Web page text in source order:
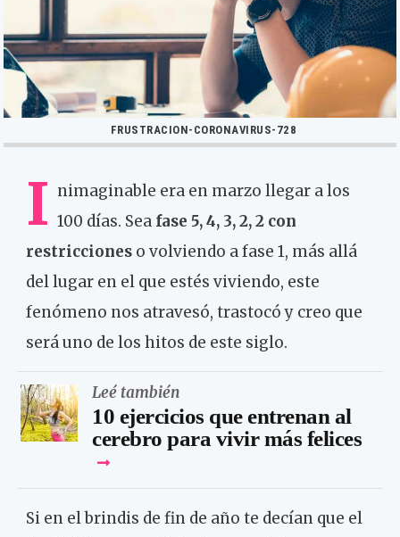
FRUSTRACION-CORONAVIRUS-728
I nimaginable era en marzo llegar a los
100 días. Sea fase 5, 4, 3, 2, 2 con
restricciones o volviendo a fase 1, más allá
del lugar en el que estés viviendo, este
fenómeno nos atravesó, trastocó y creo que
será uno de los hitos de este siglo.
Leé también
10 ejercicios que entrenan al
cerebro para vivir más felices
Si en el brindis de fin de año te decían que el